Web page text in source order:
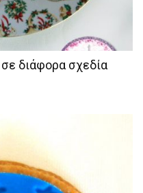
διάφορα σχεδία